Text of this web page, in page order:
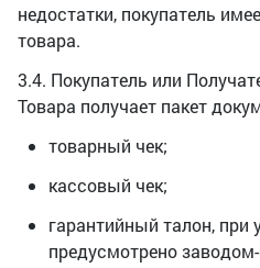
недостатки, покупатель
товара.
3.4. Покупатель или
Товара получает пакет
товарный чек;
кассовый чек;
гарантийный талон, при
предусмотрено